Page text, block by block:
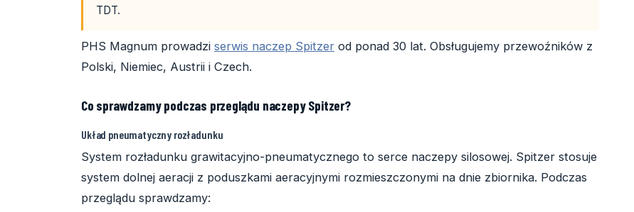
TDT.
PHS Magnum prowadzi serwis naczep Spitzer od ponad 30 lat. Obsługujemy przewoźników z
Polski, Niemiec, Austrii i Czech.
Co sprawdzamy podczas przeglądu naczepy Spitzer?
Układ pneumatyczny rozładunku
System rozładunku grawitacyjno-pneumatycznego to serce naczepy silosowej. Spitzer stosuje
system dolnej aeracji z poduszkami aeracyjnymi rozmieszczonymi na dnie zbiornika. Podczas
przeglądu sprawdzamy: